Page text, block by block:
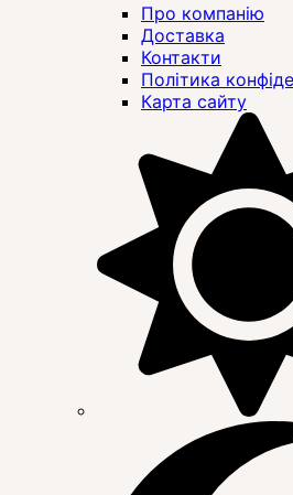
Про компанію
Доставка
Контакти
Політика
Карта сайту